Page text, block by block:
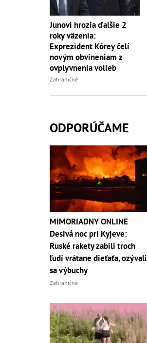
Junovi hrozia ďalšie 2
roky väzenia:
Exprezident Kórey čelí
novým obvineniam z
ovplyvnenia volieb
Zahraničné
ODPORÚČAME
MIMORIADNY ONLINE
Desivá noc pri Kyjeve:
Ruské rakety zabili troch
ľudí vrátane dieťaťa, ozývali
sa výbuchy
Zahraničné